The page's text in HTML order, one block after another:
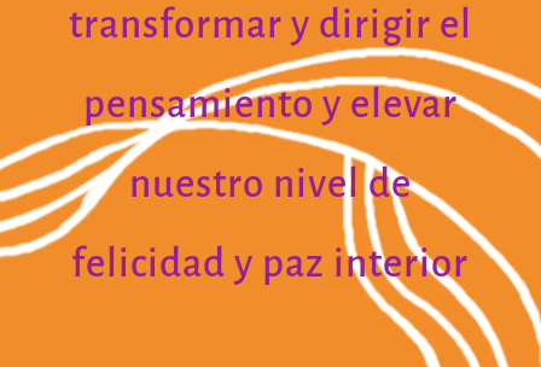
transformar y dirigir el
pensamiento y elevar
nuestro nivel de
felicidad y paz interior